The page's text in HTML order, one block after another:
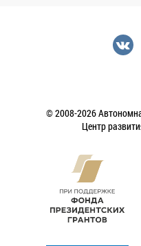
© 2008-2026
Центр